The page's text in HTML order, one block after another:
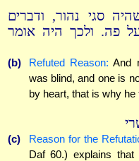
סגי נהור, ודברים
פה. ולכך היה אומר
(b) Refuted Reason: And
was blind, and one is
by heart, that is why he
(c) Reason for the
Daf 60.) explains